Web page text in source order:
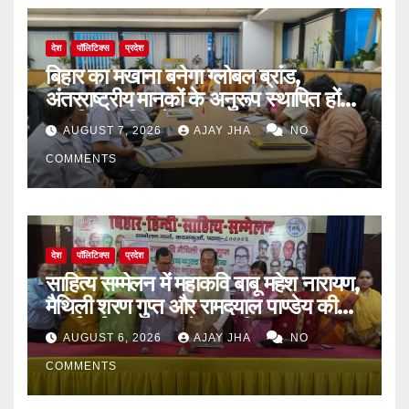
देश पॉलिटिक्स प्रदेश
बिहार का मखाना बनेगा ग्लोबल ब्रांड,
अंतरराष्ट्रीय मानकों के अनुरूप स्थापित होंगे
आधुनिक पॉपिंग सेंटर
AUGUST 7, 2026 AJAY JHA NO
COMMENTS
देश पॉलिटिक्स प्रदेश
साहित्य सम्मेलन में महाकवि बाबू महेश नारायण,
मैथिली शरण गुप्त और रामदयाल पाण्डेय की
मनाई गई जयंती, 72वें जन्म-दिवस पर
बिन्देश्वर गुप्ता हुए सम्मानित
AUGUST 6, 2026 AJAY JHA NO
COMMENTS